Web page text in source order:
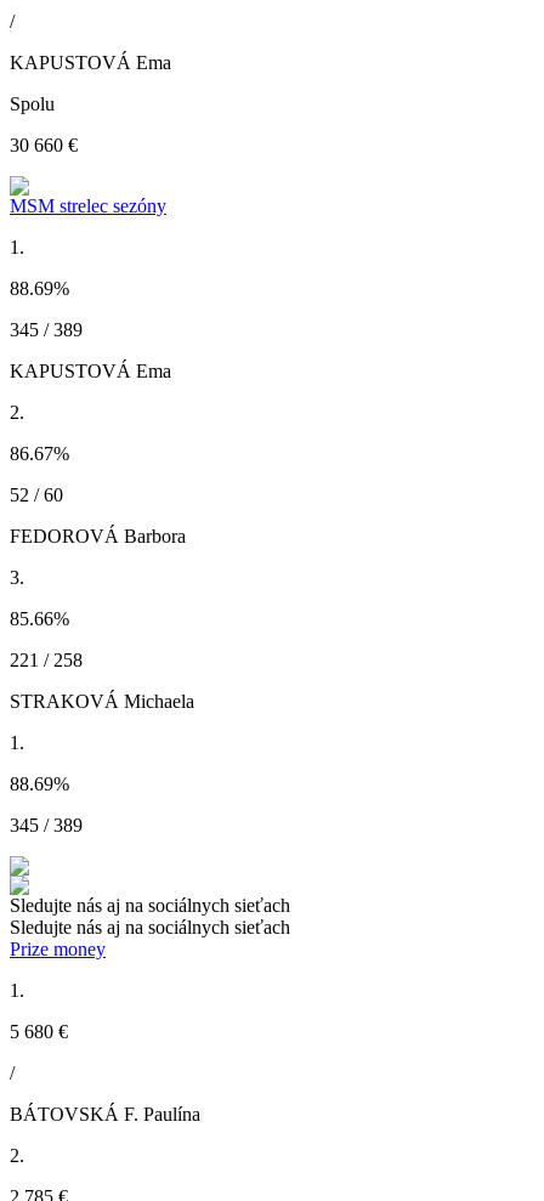
/
KAPUSTOVÁ Ema
Spolu
30 660 €
MSM strelec sezóny
1.
88.69%
345 / 389
KAPUSTOVÁ Ema
2.
86.67%
52 / 60
FEDOROVÁ Barbora
3.
85.66%
221 / 258
STRAKOVÁ Michaela
1.
88.69%
345 / 389
Sledujte nás aj na sociálnych sieťach
Sledujte nás aj na sociálnych sieťach
Prize money
1.
5 680 €
/
BÁTOVSKÁ F. Paulína
2.
2 785 €